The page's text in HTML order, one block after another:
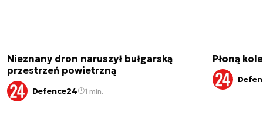
Nieznany dron naruszył bułgarską
przestrzeń powietrzną
Defence24 1 min.
Płoną